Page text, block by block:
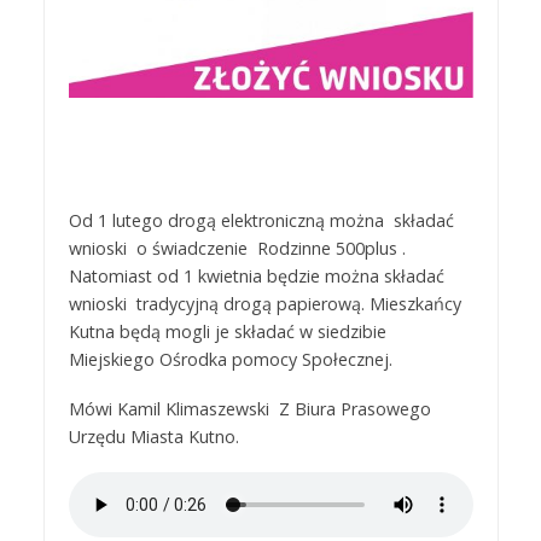
Od 1 lutego drogą elektroniczną można składać
wnioski o świadczenie Rodzinne 500plus .
Natomiast od 1 kwietnia będzie można składać
wnioski tradycyjną drogą papierową. Mieszkańcy
Kutna będą mogli je składać w siedzibie
Miejskiego Ośrodka pomocy Społecznej.
Mówi Kamil Klimaszewski Z Biura Prasowego
Urzędu Miasta Kutno.